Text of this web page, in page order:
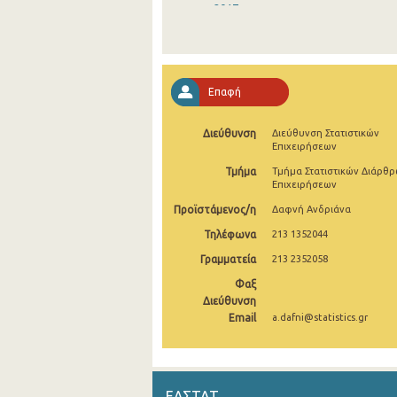
2017
2014
2013
2012
2010
2009
2008
2004
Επαφή
Διεύθυνση
Διεύθυνση Στατιστικών
Επιχειρήσεων
Τμήμα
Τμήμα Στατιστικών
Επιχειρήσεων
Προϊστάμενος/η Δαφνή Ανδριάνα
Τηλέφωνα 213 1352044
Γραμματεία 213 2352058
Φαξ
Διεύθυνση
Email
a.dafni@statistics.gr